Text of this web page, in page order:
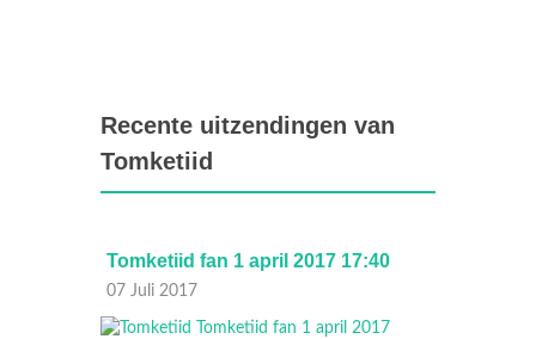
Recente uitzendingen van
Tomketiid
Tomketiid fan 1 april 2017 17:40
07 Juli 2017